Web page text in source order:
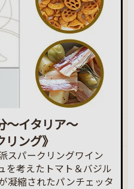
～イタリア～
リング》
スパークリングワイン
を考えたトマト＆バジル
凝縮されたパンチェッタ